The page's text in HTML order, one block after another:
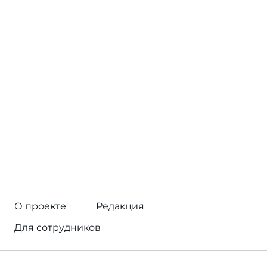
О проекте
Редакция
Для сотрудников